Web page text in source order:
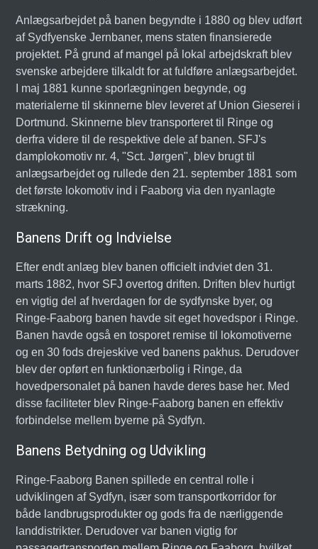
Anlægsarbejdet på banen begyndte i 1880 og blev udført
af Sydfyenske Jernbaner, mens staten finansierede
projektet. På grund af mangel på lokal arbejdskraft blev
svenske arbejdere tilkaldt for at fuldføre anlægsarbejdet.
I maj 1881 kunne sporlægningen begynde, og
materialerne til skinnerne blev leveret af Union Gieserei i
Dortmund. Skinnerne blev transporteret til Ringe og
derfra videre til de respektive dele af banen. SFJ's
damplokomotiv nr. 4, "Sct. Jørgen", blev brugt til
anlægsarbejdet og rullede den 21. september 1881 som
det første lokomotiv ind i Faaborg via den nyanlagte
strækning.
Banens Drift og Indvielse
Efter endt anlæg blev banen officielt indviet den 31.
marts 1882, hvor SFJ overtog driften. Driften blev hurtigt
en vigtig del af hverdagen for de sydfynske byer, og
Ringe-Faaborg banen havde sit eget hovedspor i Ringe.
Banen havde også en tosporet remise til lokomotiverne
og en 30 fods drejeskive ved banens pakhus. Derudover
blev der opført en funktionærbolig i Ringe, da
hovedpersonalet på banen havde deres base her. Med
disse faciliteter blev Ringe-Faaborg banen en effektiv
forbindelse mellem byerne på Sydfyn.
Banens Betydning og Udvikling
Ringe-Faaborg Banen spillede en central rolle i
udviklingen af Sydfyn, især som transportkorridor for
både landbrugsprodukter og gods fra de nærliggende
landdistrikter. Derudover var banen vigtig for